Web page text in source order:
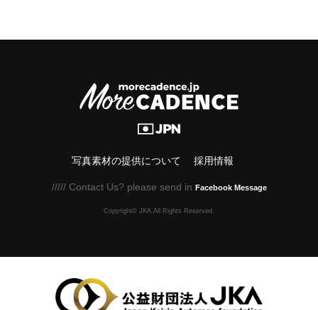
写真素材の提供について 採用情報
///// Contact Us? please send in Facebook Message
Copyright© JKA.All Rights Reserved.